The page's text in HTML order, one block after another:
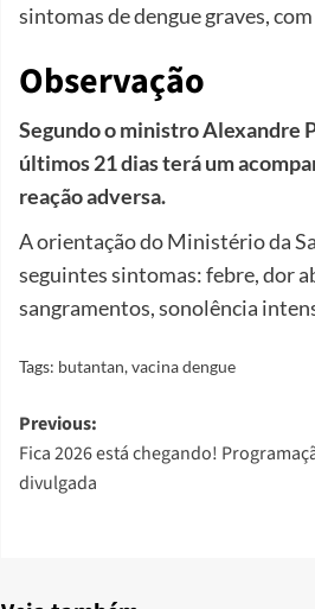
sintomas de dengue graves,
Observação
Segundo o ministro Alexandre
últimos 21 dias terá um
reação adversa.
A orientação do Ministério da
seguintes sintomas: febre, dor
sangramentos, sonolência
Tags: butantan,vacina dengue
Post
navigation
Previous:
Fica 2026 está chegando!
divulgada